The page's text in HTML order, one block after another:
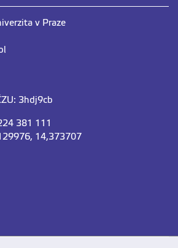
v Praze
3hdj9cb
381 111
14,373707